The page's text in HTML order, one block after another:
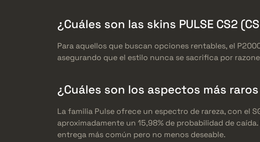
¿Cuáles son las skins PULSE CS2
Para aquellos que buscan opciones rentables, el
asegurando que el estilo nunca se sacrifica por
¿Cuáles son los aspectos más raros
La familia Pulse ofrece un espectro de rareza, con el
aproximadamente un 15,98% de probabilidad de
entrega más común pero no menos deseable.